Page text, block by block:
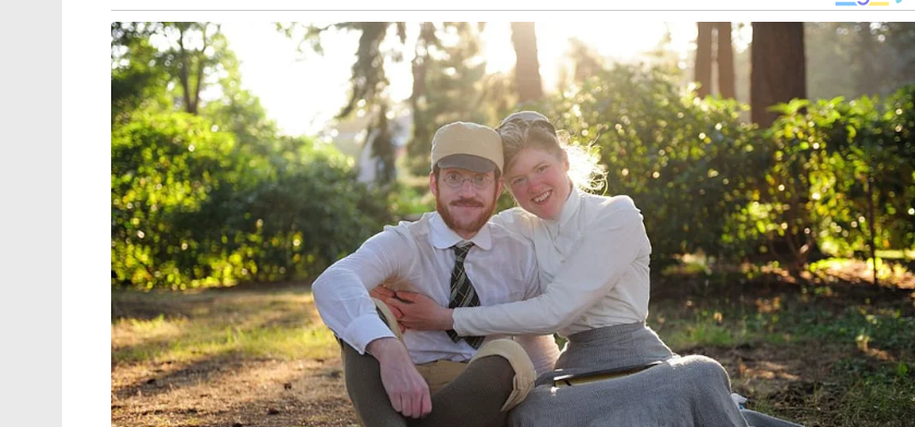
ഡൽഹി ക്യാപിറ്റൽസിനെതിരെ നേടിയ ഇന്നിംഗ്സിനെക്കാൾ സ്പെഷ്യലാണ് ഇതെന്നും,
സമ്മർദ്ദഘട്ടത്തിൽ ടീമിനെ വിജയത്തിലെത്തിക്കാൻ കഴിഞ്ഞതിൽ സന്തോഷമുണ്ടെന്നും അദ്ദേഹം
പറഞ്ഞു.
ജേക്കബ് ബെഥേൽ (26), ജിതേഷ് ശർമ്മ (18) എന്നിവർക്കൊപ്പം ചേർന്ന് ക്രുണാൽ നടത്തിയ
പോരാട്ടമാണ് ആർസിബിയെ വിജയത്തിന് അരികിലെത്തിച്ചത്. ഈ വിജയത്തോടെ ഏഴ്
ജയങ്ങളുമായി ആർസിബി പോയിന്റ് പട്ടികയിൽ ഒന്നാം സ്ഥാനത്ത് തുടരുന്നു. എട്ട് തോൽവികൾ
വഴങ്ങിയ മുംബൈ ഇന്ത്യൻസും ലക്നൗ സൂപ്പർ ജയന്റ്സും പ്ലേ ഓഫ് കാണാതെ പുറത്തായി.
Tags: virat kohli RCB ipl 2026